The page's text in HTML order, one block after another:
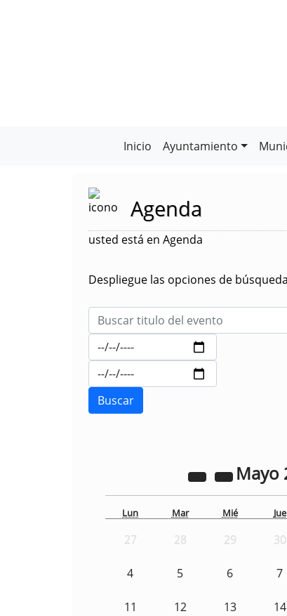
Inicio Ayuntamiento
Agenda
usted está en Agenda
Despliegue las opciones de
Mayo
Lun Mar Mié Jue
27 28 29 30
4 5 6 7
11 12 13 14